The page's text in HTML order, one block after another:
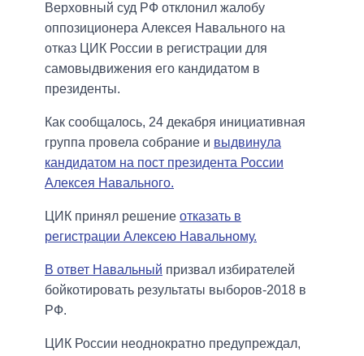
Верховный суд РФ отклонил жалобу
оппозиционера Алексея Навального на
отказ ЦИК России в регистрации для
самовыдвижения его кандидатом в
президенты.
Как сообщалось, 24 декабря инициативная
группа провела собрание и выдвинула
кандидатом на пост президента России
Алексея Навального.
ЦИК принял решение отказать в
регистрации Алексею Навальному.
В ответ Навальный призвал избирателей
бойкотировать результаты выборов-2018 в
РФ.
ЦИК России неоднократно предупреждал,